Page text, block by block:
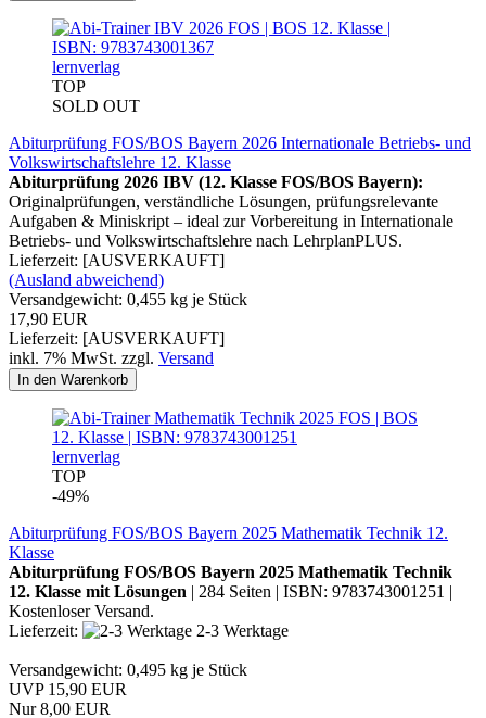
lernverlag
TOP
SOLD OUT
Abiturprüfung FOS/BOS Bayern 2026 Internationale Betriebs- und
Volkswirtschaftslehre 12. Klasse
Abiturprüfung 2026 IBV (12. Klasse FOS/BOS Bayern):
Originalprüfungen, verständliche Lösungen, prüfungsrelevante
Aufgaben & Miniskript – ideal zur Vorbereitung in Internationale
Betriebs- und Volkswirtschaftslehre nach LehrplanPLUS.
Lieferzeit: [AUSVERKAUFT]
(Ausland abweichend)
Versandgewicht: 0,455 kg je Stück
17,90 EUR
Lieferzeit: [AUSVERKAUFT]
inkl. 7% MwSt. zzgl. Versand
In den Warenkorb
lernverlag
TOP
-49%
Abiturprüfung FOS/BOS Bayern 2025 Mathematik Technik 12.
Klasse
Abiturprüfung FOS/BOS Bayern 2025 Mathematik Technik
12. Klasse mit Lösungen | 284 Seiten | ISBN: 9783743001251 |
Kostenloser Versand.
Lieferzeit:
2-3 Werktage
Versandgewicht: 0,495 kg je Stück
UVP 15,90 EUR
Nur 8,00 EUR